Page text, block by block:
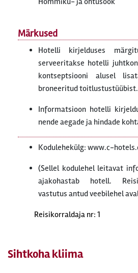
Märkused
Hotelli kirjelduses
serveeritakse hotelli
kontseptsiooni alusel
broneeritud toitlustustüübist.
Informatsioon hotelli
nende aegade ja hindade
Kodulehekülg: www.c-
(Sellel kodulehel leitavat
ajakohastab hotell.
vastutus antud veebilehel
Reisikorraldaja nr: 1
Sihtkoha kliima